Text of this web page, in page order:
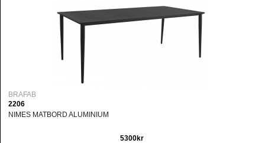
BRAFAB
2206
NIMES MATBORD ALUMINIUM
5300kr